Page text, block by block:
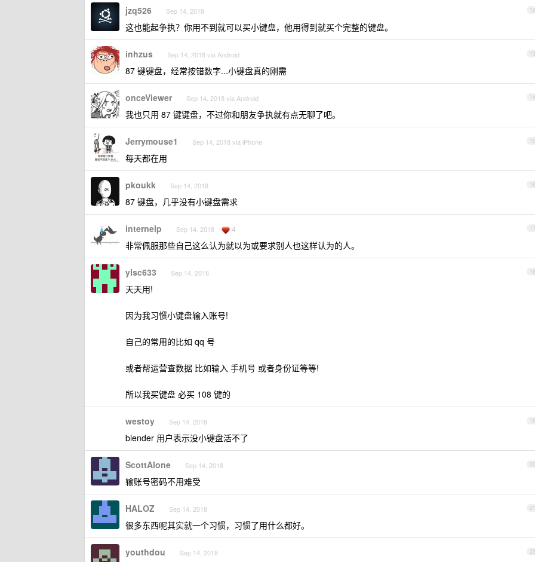
12
jzq526 Sep 14, 2018
这也能起争执？你用不到就可以买小键盘，他用得到就买个完整的键盘。
13
inhzus Sep 14, 2018 via Android
87 键键盘，经常按错数字...小键盘真的刚需
14
onceViewer Sep 14, 2018 via Android
我也只用 87 键键盘，不过你和朋友争执就有点无聊了吧。
15
Jerrymouse1 Sep 14, 2018 via iPhone
每天都在用
16
pkoukk Sep 14, 2018
87 键盘，几乎没有小键盘需求
17
internelp Sep 14, 2018 4
非常佩服那些自己这么认为就以为或要求别人也这样认为的人。
18
ylsc633 Sep 14, 2018
天天用!
因为我习惯小键盘输入账号!
自己的常用的比如 qq 号
或者帮运营查数据 比如输入 手机号 或者身份证等等!
所以我买键盘 必买 108 键的
19
westoy Sep 14, 2018
blender 用户表示没小键盘活不了
20
ScottAlone Sep 14, 2018
输账号密码不用难受
21
HALOZ Sep 14, 2018
很多东西呢其实就一个习惯，习惯了用什么都好。
23
youthdou Sep 14, 2018